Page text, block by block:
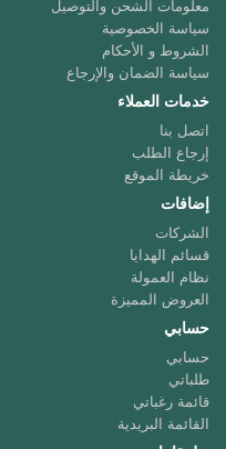
معلومات الشحن والتوصيل
سياسة الخصوصية
الشروط و الأحكام
سياسة الضمان والإرجاع
خدمات العملاء
اتصل بنا
إرجاع الطلب
خريطة الموقع
إضافات
الشركات
قسائم الهدايا
نظام العمولة
العروض المميزة
حسابي
حسابي
طلباتي
قائمة رغباتي
القائمة البريدية